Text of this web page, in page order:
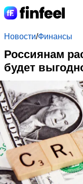
Новости/Финансы
Россиянам
будет